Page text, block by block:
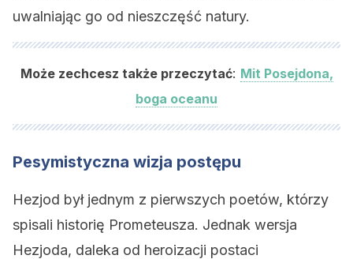
uwalniając go od nieszczęść natury.
Może zechcesz także przeczytać: Mit Posejdona,
boga oceanu
Pesymistyczna wizja postępu
Hezjod był jednym z pierwszych poetów, którzy
spisali historię Prometeusza. Jednak wersja
Hezjoda, daleka od heroizacji postaci